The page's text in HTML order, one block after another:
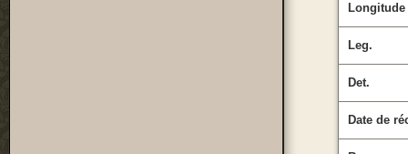
Longitude
Leg.
Det.
Date de